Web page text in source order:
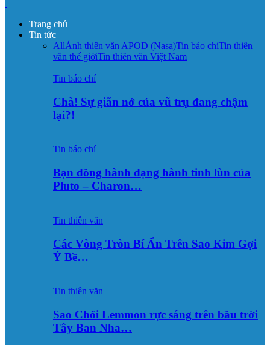
Trang chủ
Tin tức
AllẢnh thiên văn APOD (Nasa)Tin báo chíTin thiên
văn thế giớiTin thiên văn Việt Nam
Tin báo chí
Chà! Sự giãn nở của vũ trụ đang chậm
lại?!
Tin báo chí
Bạn đồng hành dạng hành tinh lùn của
Pluto – Charon…
Tin thiên văn
Các Vòng Tròn Bí Ẩn Trên Sao Kim Gợi
Ý Bề…
Tin thiên văn
Sao Chổi Lemmon rực sáng trên bầu trời
Tây Ban Nha…